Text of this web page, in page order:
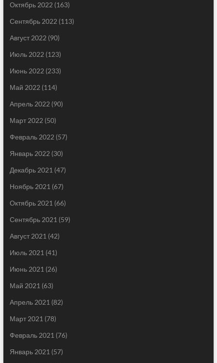
Октябрь 2022 (163)
Сентябрь 2022 (113)
Август 2022 (90)
Июль 2022 (123)
Июнь 2022 (233)
Май 2022 (114)
Апрель 2022 (90)
Март 2022 (50)
Февраль 2022 (57)
Январь 2022 (30)
Декабрь 2021 (47)
Ноябрь 2021 (67)
Октябрь 2021 (66)
Сентябрь 2021 (59)
Август 2021 (42)
Июль 2021 (41)
Июнь 2021 (26)
Май 2021 (63)
Апрель 2021 (82)
Март 2021 (78)
Февраль 2021 (76)
Январь 2021 (57)